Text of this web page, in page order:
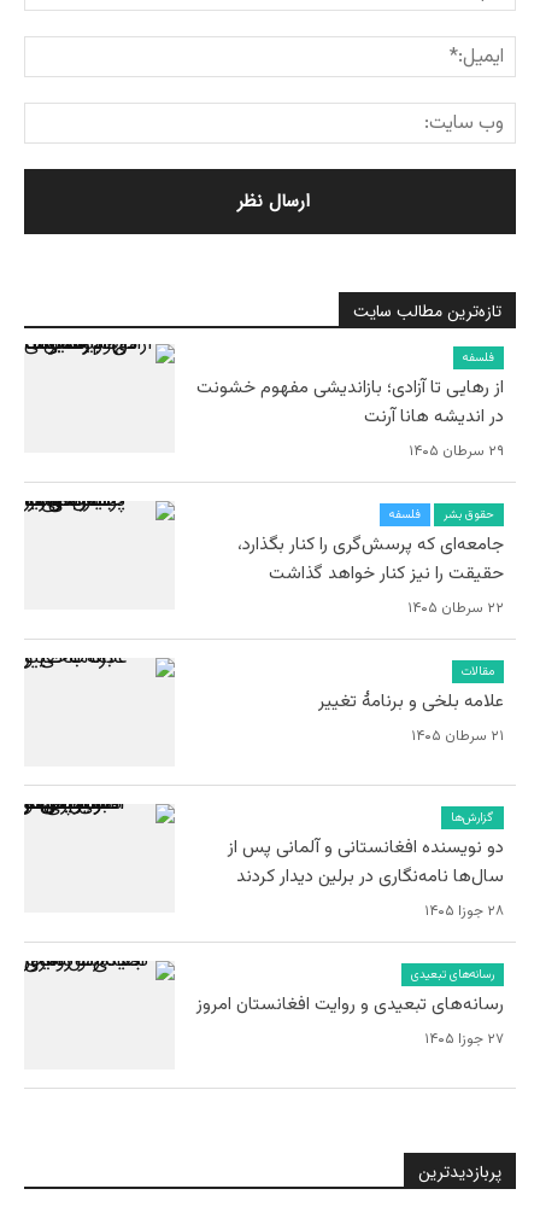
تازه‌ترین مطالب سایت
فلسفه
از رهایی تا آزادی؛ بازاندیشی مفهوم خشونت
در اندیشه هانا آرنت
۲۹ سرطان ۱۴۰۵
حقوق بشر فلسفه
جامعه‌ای که پرسش‌گری را کنار بگذارد،
حقیقت را نیز کنار خواهد گذاشت
۲۲ سرطان ۱۴۰۵
مقالات
علامه بلخی و برنامۀ تغییر
۲۱ سرطان ۱۴۰۵
گزارش‌ها
دو نویسنده افغانستانی و آلمانی پس از
سال‌ها نامه‌نگاری در برلین دیدار کردند
۲۸ جوزا ۱۴۰۵
رسانه‌های تبعیدی
رسانه‌های تبعیدی و روایت افغانستان امروز
۲۷ جوزا ۱۴۰۵
پربازدیدترین